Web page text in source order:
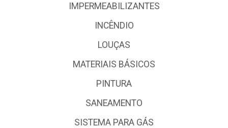
IMPERMEABILIZANTES
INCÊNDIO
LOUÇAS
MATERIAIS BÁSICOS
PINTURA
SANEAMENTO
SISTEMA PARA GÁS